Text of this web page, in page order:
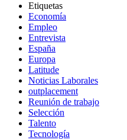
Etiquetas
Economía
Empleo
Entrevista
España
Europa
Latitude
Noticias Laborales
outplacement
Reunión de trabajo
Selección
Talento
Tecnología